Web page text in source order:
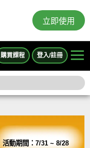
立即使用
購買課程 登入/註冊
活動期間：7/31 ~ 8/28